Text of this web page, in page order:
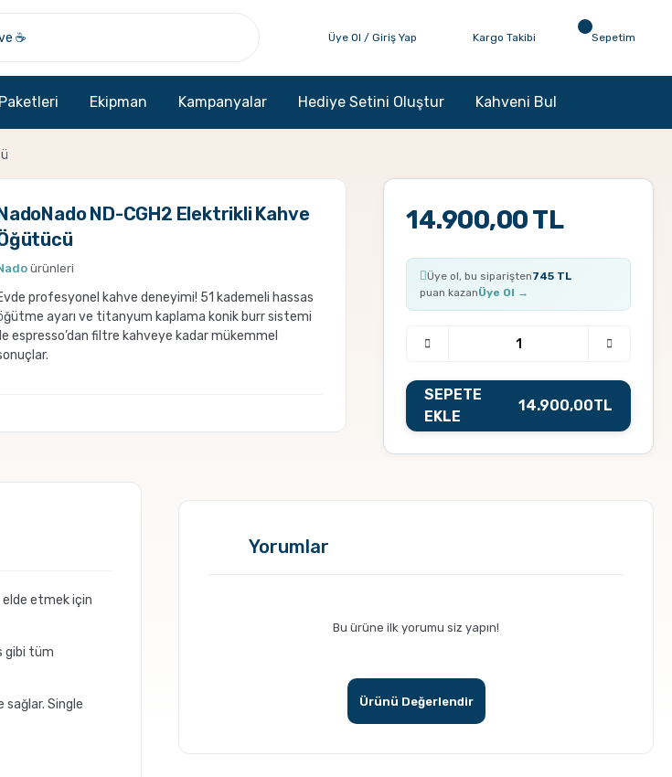
Üye Ol / Giriş Yap Kargo Takibi Sepetim
Ekipman Kampanyalar Hediye Setini Oluştur Kahveni Bul
ND-CGH2 Elektrikli Kahve
ürünleri
profesyonel kahve deneyimi! 51 kademeli hassas
ayarı ve titanyum kaplama konik burr sistemi
espresso’dan filtre kahveye kadar mükemmel
14.900,00 TL
Üye ol, bu siparişten745 TL
puan kazanÜye Ol →
SEPETE
EKLE
14.900,00TL
etmek için
gibi tüm
sağlar. Single
Yorumlar
Bu ürüne ilk yorumu siz yapın!
Ürünü Değerlendir